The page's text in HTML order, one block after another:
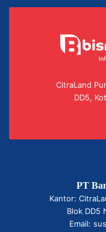
CitraLand
DD5,
PT
Kantor:
Blok DD5
Email: